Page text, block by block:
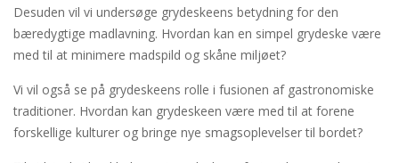
Desuden vil vi undersøge grydeskeens betydning for den
bæredygtige madlavning. Hvordan kan en simpel grydeske være
med til at minimere madspild og skåne miljøet?
Vi vil også se på grydeskeens rolle i fusionen af gastronomiske
traditioner. Hvordan kan grydeskeen være med til at forene
forskellige kulturer og bringe nye smagsoplevelser til bordet?